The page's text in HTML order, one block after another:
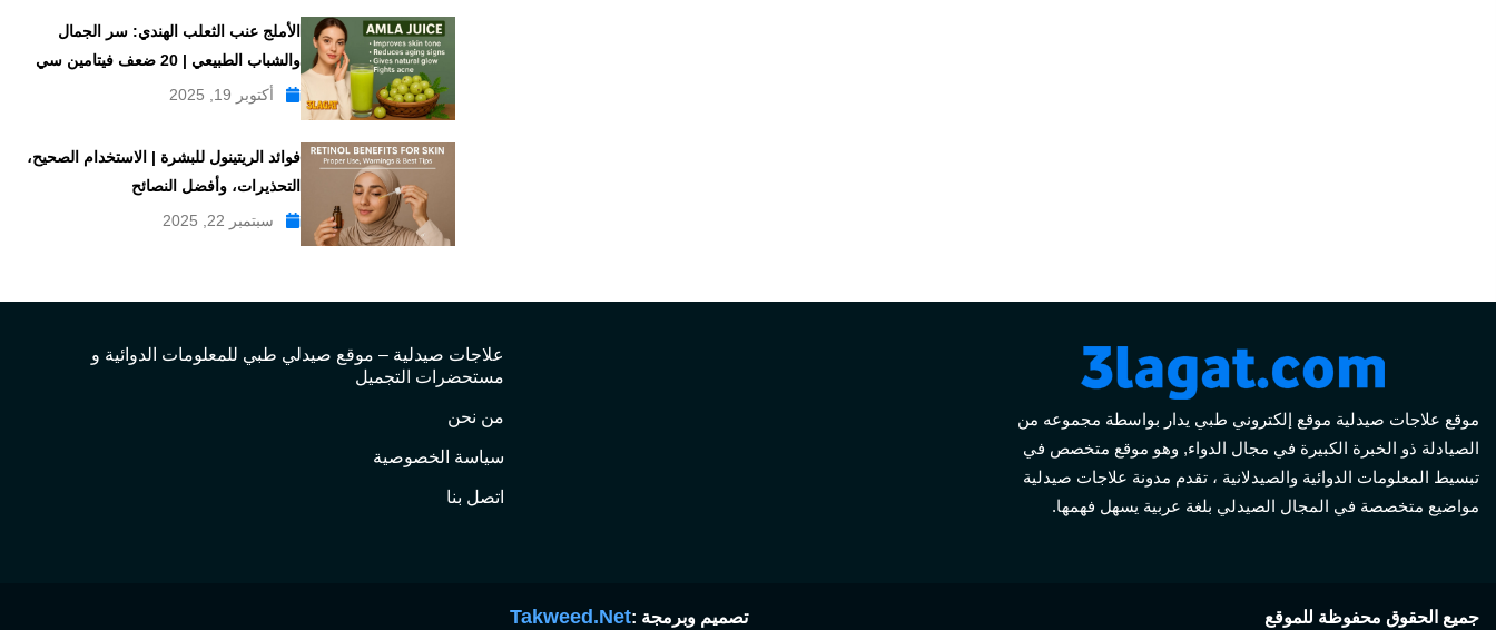
الأملج عنب الثعلب الهندي: سر الجمال
والشباب الطبيعي | 20 ضعف فيتامين سي
أكتوبر 19, 2025
فوائد الريتينول للبشرة | الاستخدام الصحيح،
التحذيرات، وأفضل النصائح
سبتمبر 22, 2025
موقع علاجات صيدلية موقع إلكتروني طبي يدار بواسطة مجموعه من
الصيادلة ذو الخبرة الكبيرة في مجال الدواء, وهو موقع متخصص في
تبسيط المعلومات الدوائية والصيدلانية ، تقدم مدونة علاجات صيدلية
مواضيع متخصصة في المجال الصيدلي بلغة عربية يسهل فهمها.
علاجات صيدلية – موقع صيدلي طبي للمعلومات الدوائية و
مستحضرات التجميل
من نحن
سياسة الخصوصية
اتصل بنا
جميع الحقوق محفوظة للموقع تصميم وبرمجة :Takweed.Net